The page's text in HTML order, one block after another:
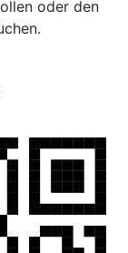
oder den